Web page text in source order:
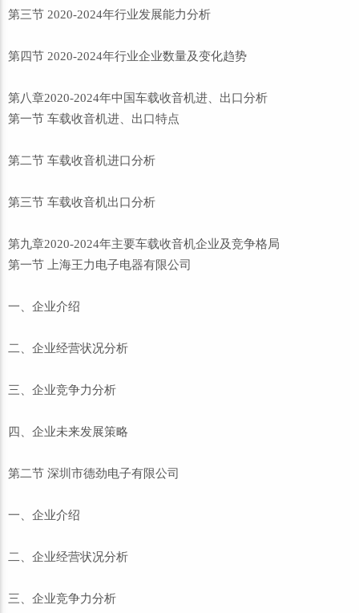
第三节 2020-2024年行业发展能力分析
第四节 2020-2024年行业企业数量及变化趋势
第八章2020-2024年中国车载收音机进、出口分析
第一节 车载收音机进、出口特点
第二节 车载收音机进口分析
第三节 车载收音机出口分析
第九章2020-2024年主要车载收音机企业及竞争格局
第一节 上海王力电子电器有限公司
一、企业介绍
二、企业经营状况分析
三、企业竞争力分析
四、企业未来发展策略
第二节 深圳市德劲电子有限公司
一、企业介绍
二、企业经营状况分析
三、企业竞争力分析